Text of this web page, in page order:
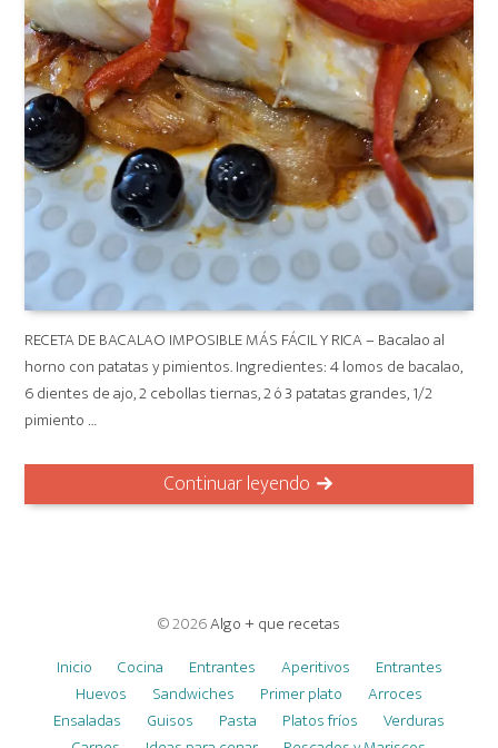
RECETA DE BACALAO IMPOSIBLE MÁS FÁCIL Y RICA – Bacalao al
horno con patatas y pimientos. Ingredientes: 4 lomos de bacalao,
6 dientes de ajo, 2 cebollas tiernas, 2 ó 3 patatas grandes, 1/2
pimiento …
Continuar leyendo
© 2026Algo + que recetas
Inicio
Cocina Entrantes Aperitivos
Entrantes
Huevos
Sandwiches Primer plato
Arroces
Ensaladas
Guisos Pasta Platos fríos
Verduras